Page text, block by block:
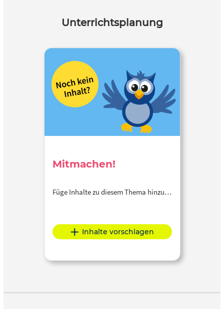
Unterrichtsplanung
Mitmachen!
Füge Inhalte zu diesem Thema hinzu…
Inhalte vorschlagen